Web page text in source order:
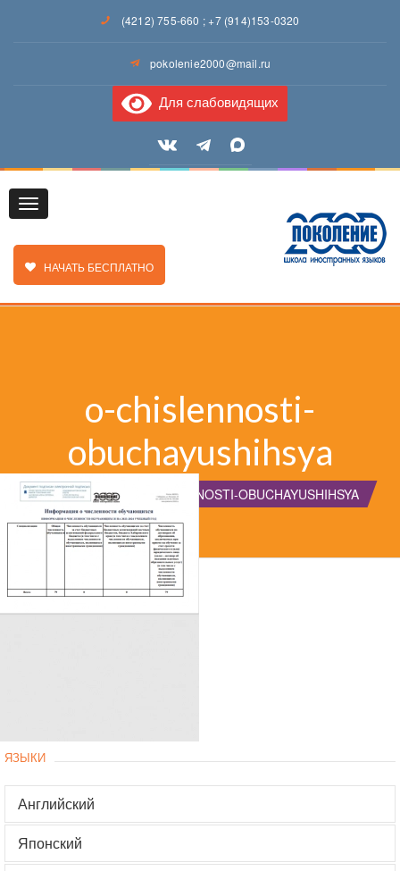
(4212) 755-660 ;+7 (914)153-0320
pokolenie2000@mail.ru
Для слабовидящих
Toggle
ЗАКАЗАТЬ ЗВОНОК
НАЧАТЬ БЕСПЛАТНО
o-chislennosti-
obuchayushihsya
ГЛАВНАЯ O-CHISLENNOSTI-OBUCHAYUSHIHSYA
ЯЗЫКИ
Английский
Японский